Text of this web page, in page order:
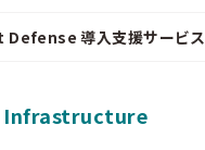
導入支援サービス
Infrastructure